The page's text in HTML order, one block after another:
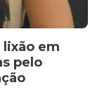
em
pelo